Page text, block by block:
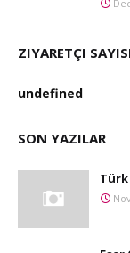
ZIYARETÇI
undefned
SON YAZILAR